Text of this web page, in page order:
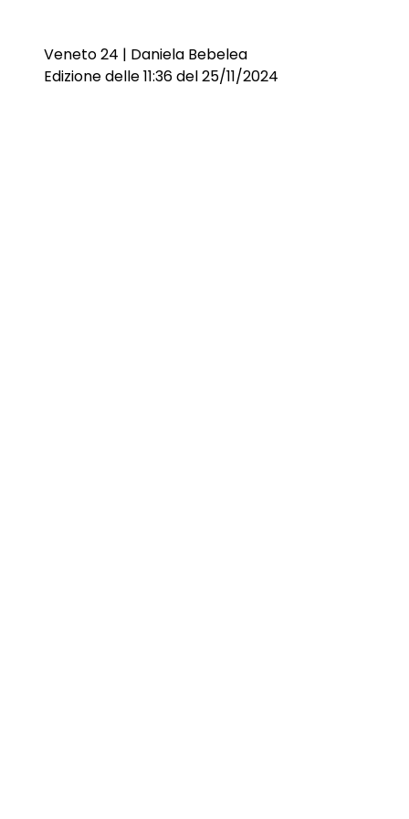
Veneto 24 | Daniela Bebelea
Edizione delle 11:36 del 25/11/2024